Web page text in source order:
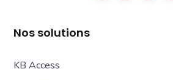
Nos solutions
KB Access